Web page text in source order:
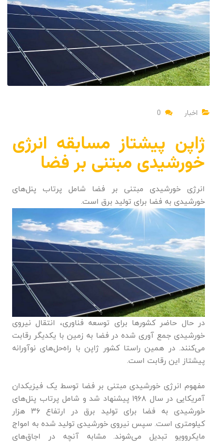
اخبار 0
ژاپن پیشتاز مسابقه انرژی
خورشیدی مبتنی بر فضا
انرژی خورشیدی مبتنی بر فضا شامل پرتاب پنل‌های
خورشیدی به فضا برای تولید برق است.
در حال حاضر کشور‌ها برای توسعه فناوری، انتقال نیروی
خورشیدی جمع آوری شده در فضا به زمین با یکدیگر رقابت
می‌کنند. در همین راستا کشور ژاپن با راه‌حل‌های نوآورانه
پیشتاز این رقابت است.
مفهوم انرژی خورشیدی مبتنی بر فضا توسط یک فیزیکدان
آمریکایی در سال ۱۹۶۸ پیشنهاد شد و شامل پرتاب پنل‌های
خورشیدی به فضا برای تولید برق در ارتفاع ۳۶ هزار
کیلومتری است. سپس نیروی خورشیدی تولید شده به امواج
مایکروویو تبدیل می‌شوند. مشابه آنچه در اجاق‌های